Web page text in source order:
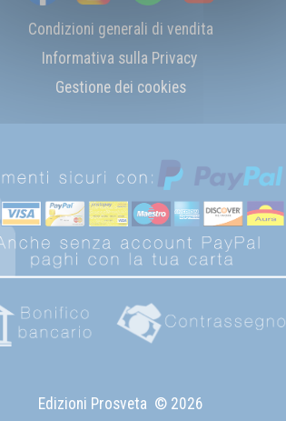
Condizioni generali di vendita
Informativa sulla Privacy
Gestione dei cookies
Edizioni Prosveta © 2026